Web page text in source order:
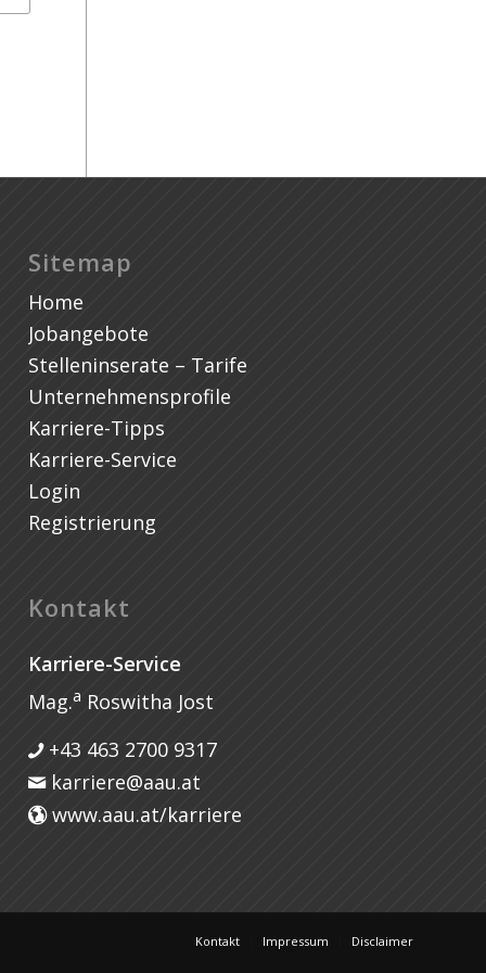
Sitemap
Home
Jobangebote
Stelleninserate – Tarife
Unternehmensprofile
Karriere-Tipps
Karriere-Service
Login
Registrierung
Kontakt
Karriere-Service
Mag.a Roswitha Jost
+43 463 2700 9317
karriere@aau.at
www.aau.at/karriere
Kontakt Impressum Disclaimer